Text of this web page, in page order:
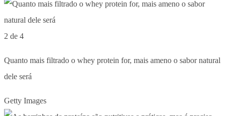
2 de 4
Quanto mais filtrado o whey protein for, mais ameno o sabor natural
dele será
Getty Images